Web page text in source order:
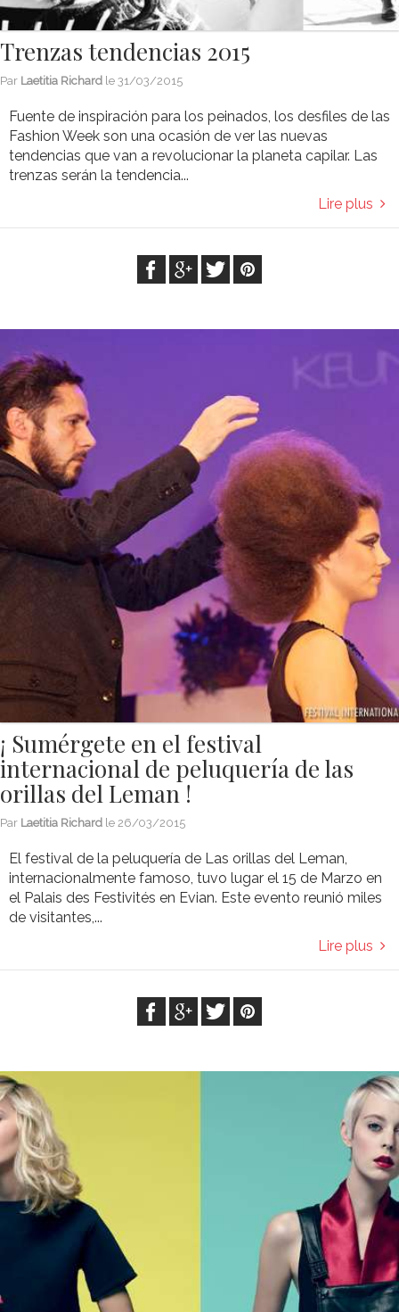
Trenzas tendencias 2015
Par Laetitia Richard le 31/03/2015
Fuente de inspiración para los peinados, los desfiles de las
Fashion Week son una ocasión de ver las nuevas
tendencias que van a revolucionar la planeta capilar. Las
trenzas serán la tendencia...
Lire plus
¡ Sumérgete en el festival
internacional de peluquería de las
orillas del Leman !
Par Laetitia Richard le 26/03/2015
El festival de la peluquería de Las orillas del Leman,
internacionalmente famoso, tuvo lugar el 15 de Marzo en
el Palais des Festivités en Evian. Este evento reunió miles
de visitantes,...
Lire plus